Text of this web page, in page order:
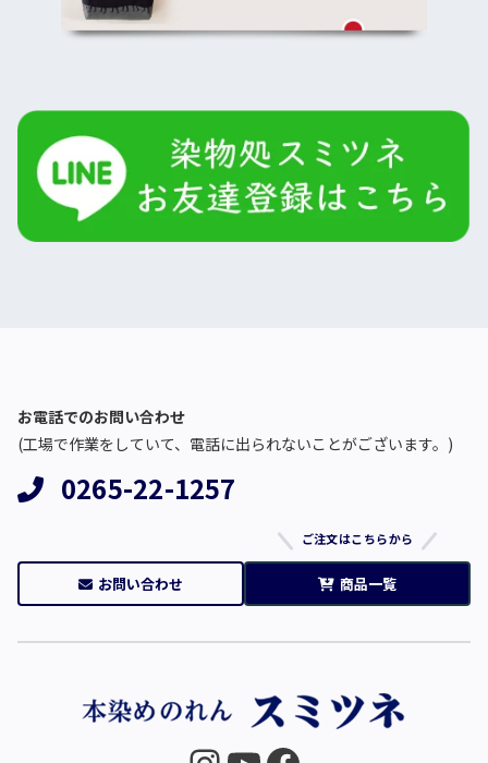
お電話でのお問い合わせ
(工場で作業をしていて、電話に出られないことがございます。)
0265-22-1257
お問い合わせ
ご注文はこちらから
商品一覧